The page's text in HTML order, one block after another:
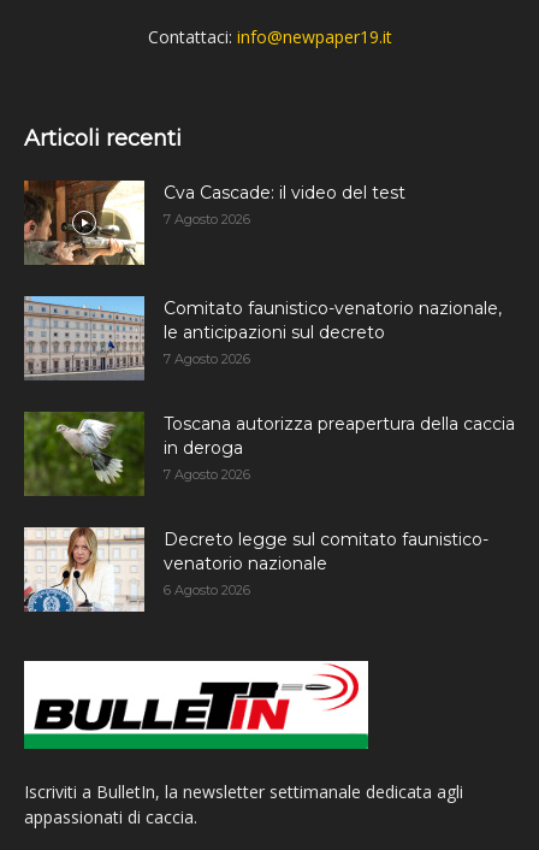
Contattaci: info@newpaper19.it
Articoli recenti
Cva Cascade: il video del test
7 Agosto 2026
Comitato faunistico-venatorio nazionale,
le anticipazioni sul decreto
7 Agosto 2026
Toscana autorizza preapertura della caccia
in deroga
7 Agosto 2026
Decreto legge sul comitato faunistico-
venatorio nazionale
6 Agosto 2026
Iscriviti a BulletIn, la newsletter settimanale dedicata agli
appassionati di caccia.